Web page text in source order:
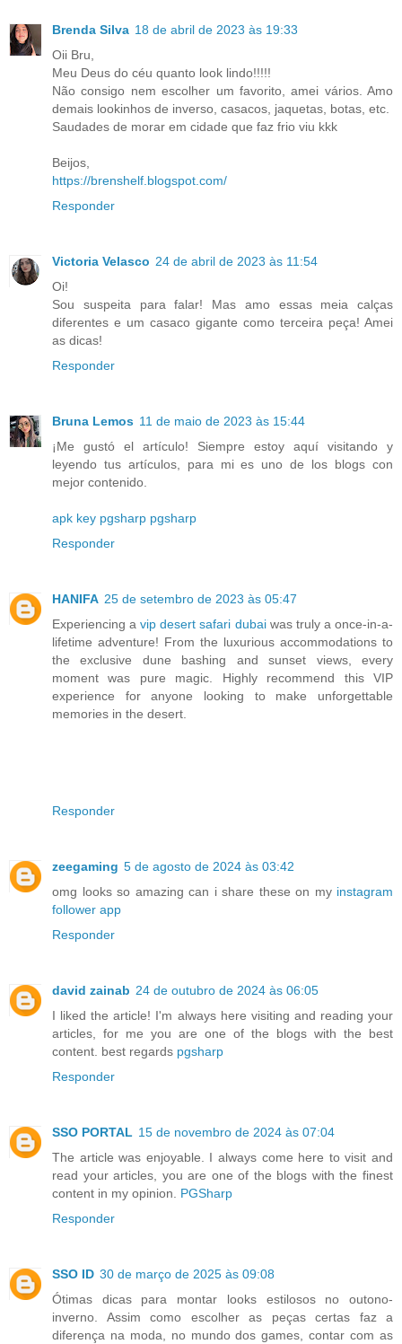
Brenda Silva 18 de abril de 2023 às 19:33
Oii Bru,
Meu Deus do céu quanto look lindo!!!!!
Não consigo nem escolher um favorito, amei vários. Amo
demais lookinhos de inverso, casacos, jaquetas, botas, etc.
Saudades de morar em cidade que faz frio viu kkk
Beijos,
https://brenshelf.blogspot.com/
Responder
Victoria Velasco 24 de abril de 2023 às 11:54
Oi!
Sou suspeita para falar! Mas amo essas meia calças
diferentes e um casaco gigante como terceira peça! Amei
as dicas!
Responder
Bruna Lemos 11 de maio de 2023 às 15:44
¡Me gustó el artículo! Siempre estoy aquí visitando y
leyendo tus artículos, para mi es uno de los blogs con
mejor contenido.
apk key pgsharp pgsharp
Responder
HANIFA 25 de setembro de 2023 às 05:47
Experiencing avip desert safari dubaiwas truly a once-in-a-
lifetime adventure! From the luxurious accommodations to
the exclusive dune bashing and sunset views, every
moment was pure magic. Highly recommend this VIP
experience for anyone looking to make unforgettable
memories in the desert.
Responder
zeegaming 5 de agosto de 2024 às 03:42
omg looks so amazing can i share these on my instagram
follower app
Responder
david zainab 24 de outubro de 2024 às 06:05
I liked the article! I'm always here visiting and reading your
articles, for me you are one of the blogs with the best
content. best regards pgsharp
Responder
SSO PORTAL 15 de novembro de 2024 às 07:04
The article was enjoyable. I always come here to visit and
read your articles, you are one of the blogs with the finest
content in my opinion. PGSharp
Responder
SSO ID 30 de março de 2025 às 09:08
Ótimas dicas para montar looks estilosos no outono-
inverno. Assim como escolher as peças certas faz a
diferença na moda, no mundo dos games, contar com as